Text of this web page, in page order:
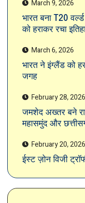
March 9, 2026
भारत बना T20
को हराकर रचा
March 6, 2026
भारत ने इंग्लैंड को
जगह
February 28, 2026
जमशेद अख्तर बने
महासमुंद और
February 20, 2026
ईस्ट ज़ोन विजी